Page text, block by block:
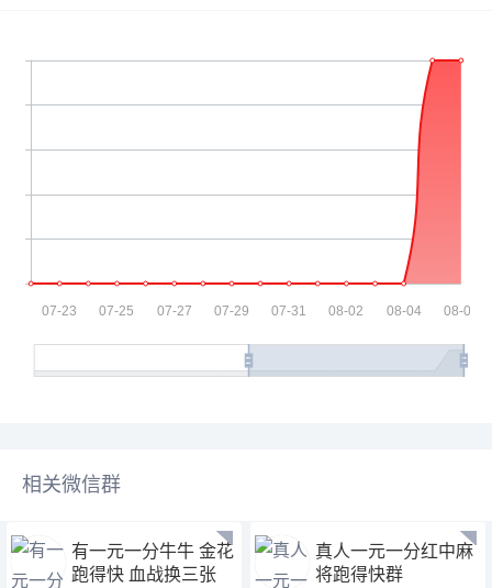
相关微信群
有一元一分牛牛 金花
跑得快 血战换三张
真人一元一分红中麻
将跑得快群